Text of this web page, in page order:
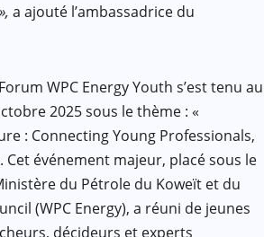
a ajouté l’ambassadrice du
WPC Energy Youth s’est tenu au
2025 sous le thème : «
: Connecting Young Professionals,
Cet événement majeur, placé sous le
du Pétrole du Koweït et du
(WPC Energy), a réuni de jeunes
décideurs et experts